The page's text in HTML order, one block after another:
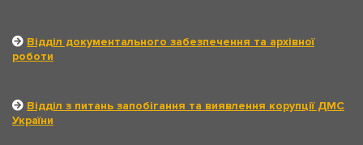
Відділ документального забезпечення та архівної
роботи
Відділ з питань запобігання та виявлення корупції ДМС
України